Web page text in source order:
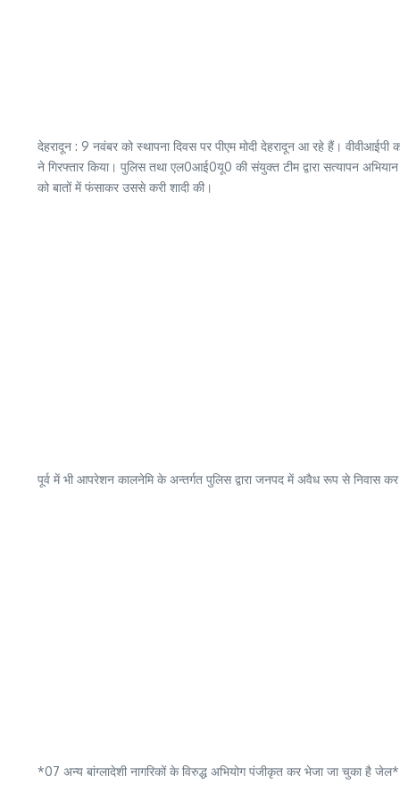
देहरादून : 9 नवंबर को स्थापना दिवस पर पीएम मोदी देहरादून आ रहे हैं।
ने गिरफ्तार किया। पुलिस तथा एल0आई0यू0 की संयुक्त टीम द्वारा सत्यापन
को बातों में फंसाकर उससे करी शादी की।
पूर्व में भी आपरेशन कालनेमि के अन्तर्गत पुलिस द्वारा जनपद में अवैध रूप से निवास कर
*07 अन्य बांग्लादेशी नागरिकों के विरुद्ध अभियोग पंजीकृत कर भेजा जा चुका है जेल*